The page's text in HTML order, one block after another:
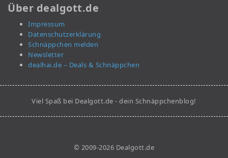
Über dealgott.de
Impressum
Datenschutzerklärung
Schnäppchen melden
Newsletter
dealhai.de – Deals & Schnäppchen
Viel Spaß bei Dealgott.de - dein Schnäppchenblog!
© 2009-2026 Dealgott.de